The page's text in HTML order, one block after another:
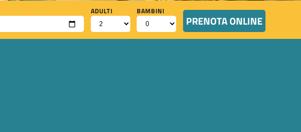
ADULTI BAMBINI
PRENOTA ONLINE